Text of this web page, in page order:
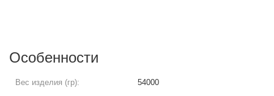
Особенности
Вес изделия (гр): 54000